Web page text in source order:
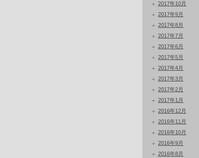
2017年10月
2017年9月
2017年8月
2017年7月
2017年6月
2017年5月
2017年4月
2017年3月
2017年2月
2017年1月
2016年12月
2016年11月
2016年10月
2016年9月
2016年8月